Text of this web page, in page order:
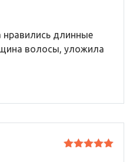
нравились длинные
волосы, уложила